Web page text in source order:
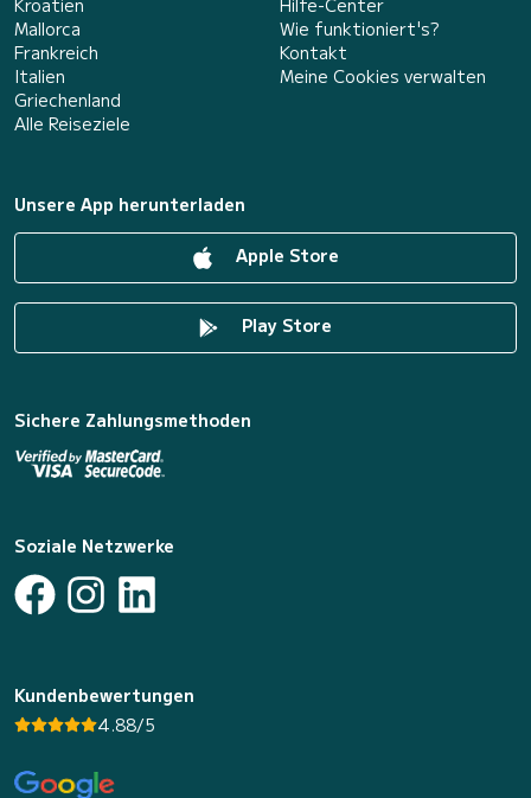
Kroatien
Mallorca
Frankreich
Italien
Griechenland
Alle Reiseziele
Hilfe-Center
Wie funktioniert's?
Kontakt
Meine Cookies verwalten
Unsere App herunterladen
Apple Store
Play Store
Sichere Zahlungsmethoden
Soziale Netzwerke
Kundenbewertungen
4.88/5